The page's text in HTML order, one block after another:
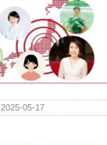
2025-05-17